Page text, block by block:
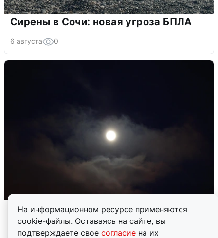
На информационном ресурсе применяются
cookie-файлы. Оставаясь на сайте, вы
подтверждаете свое согласие на их
Сирены в Сочи: новая угроза БПЛА
6 августа 0
В Воронеже прогремели взрывы
после сигнала тревоги